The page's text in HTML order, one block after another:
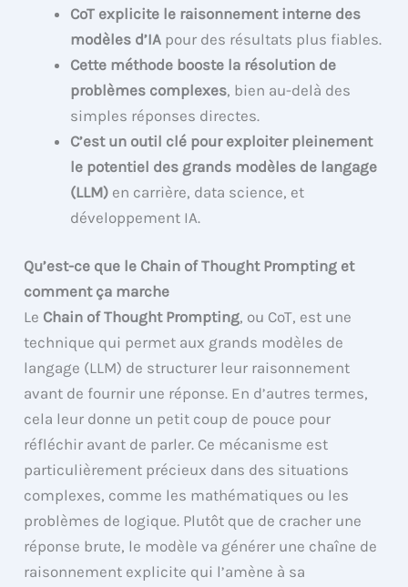
CoT explicite le raisonnement interne des
modèles d’IA pour des résultats plus fiables.
Cette méthode booste la résolution de
problèmes complexes, bien au-delà des
simples réponses directes.
C’est un outil clé pour exploiter pleinement
le potentiel des grands modèles de langage
(LLM) en carrière, data science, et
développement IA.
Qu’est-ce que le Chain of Thought Prompting et
comment ça marche
Le Chain of Thought Prompting, ou CoT, est une
technique qui permet aux grands modèles de
langage (LLM) de structurer leur raisonnement
avant de fournir une réponse. En d’autres termes,
cela leur donne un petit coup de pouce pour
réfléchir avant de parler. Ce mécanisme est
particulièrement précieux dans des situations
complexes, comme les mathématiques ou les
problèmes de logique. Plutôt que de cracher une
réponse brute, le modèle va générer une chaîne de
raisonnement explicite qui l’amène à sa